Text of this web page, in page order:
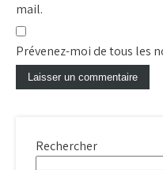
mail.
Prévenez-moi de tous les
Rechercher